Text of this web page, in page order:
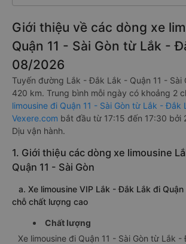
Giới thiệu về các dòng xe
Quận 11 - Sài Gòn từ Lắk -
08/2026
Tuyến đường Lắk - Đắk Lắk - Quận 11 - Sài
420 km. Trung bình mỗi ngày có khoảng 2
limousine đi Quận 11 - Sài Gòn từ Lắk - Đắk
Vexere.com bắt đầu từ 17:15 đến 17:30 bởi
Dịu vận hành.
1. Giới thiệu các dòng xe limousine
Quận 11 - Sài Gòn
a. Xe limousine VIP Lắk - Đắk Lắk đi Quận
chỗ chất lượng cao
Chất lượng
Xe limousine đi Quận 11 - Sài Gòn từ Lắk